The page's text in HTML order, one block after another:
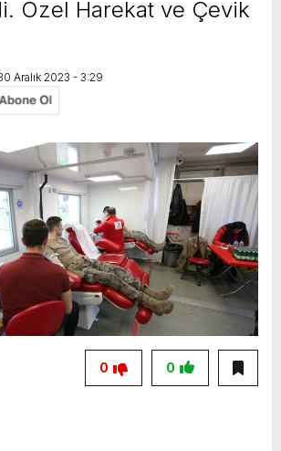
Özel Harekat ve Çevik
Aralık 2023 - 3:29
0
0